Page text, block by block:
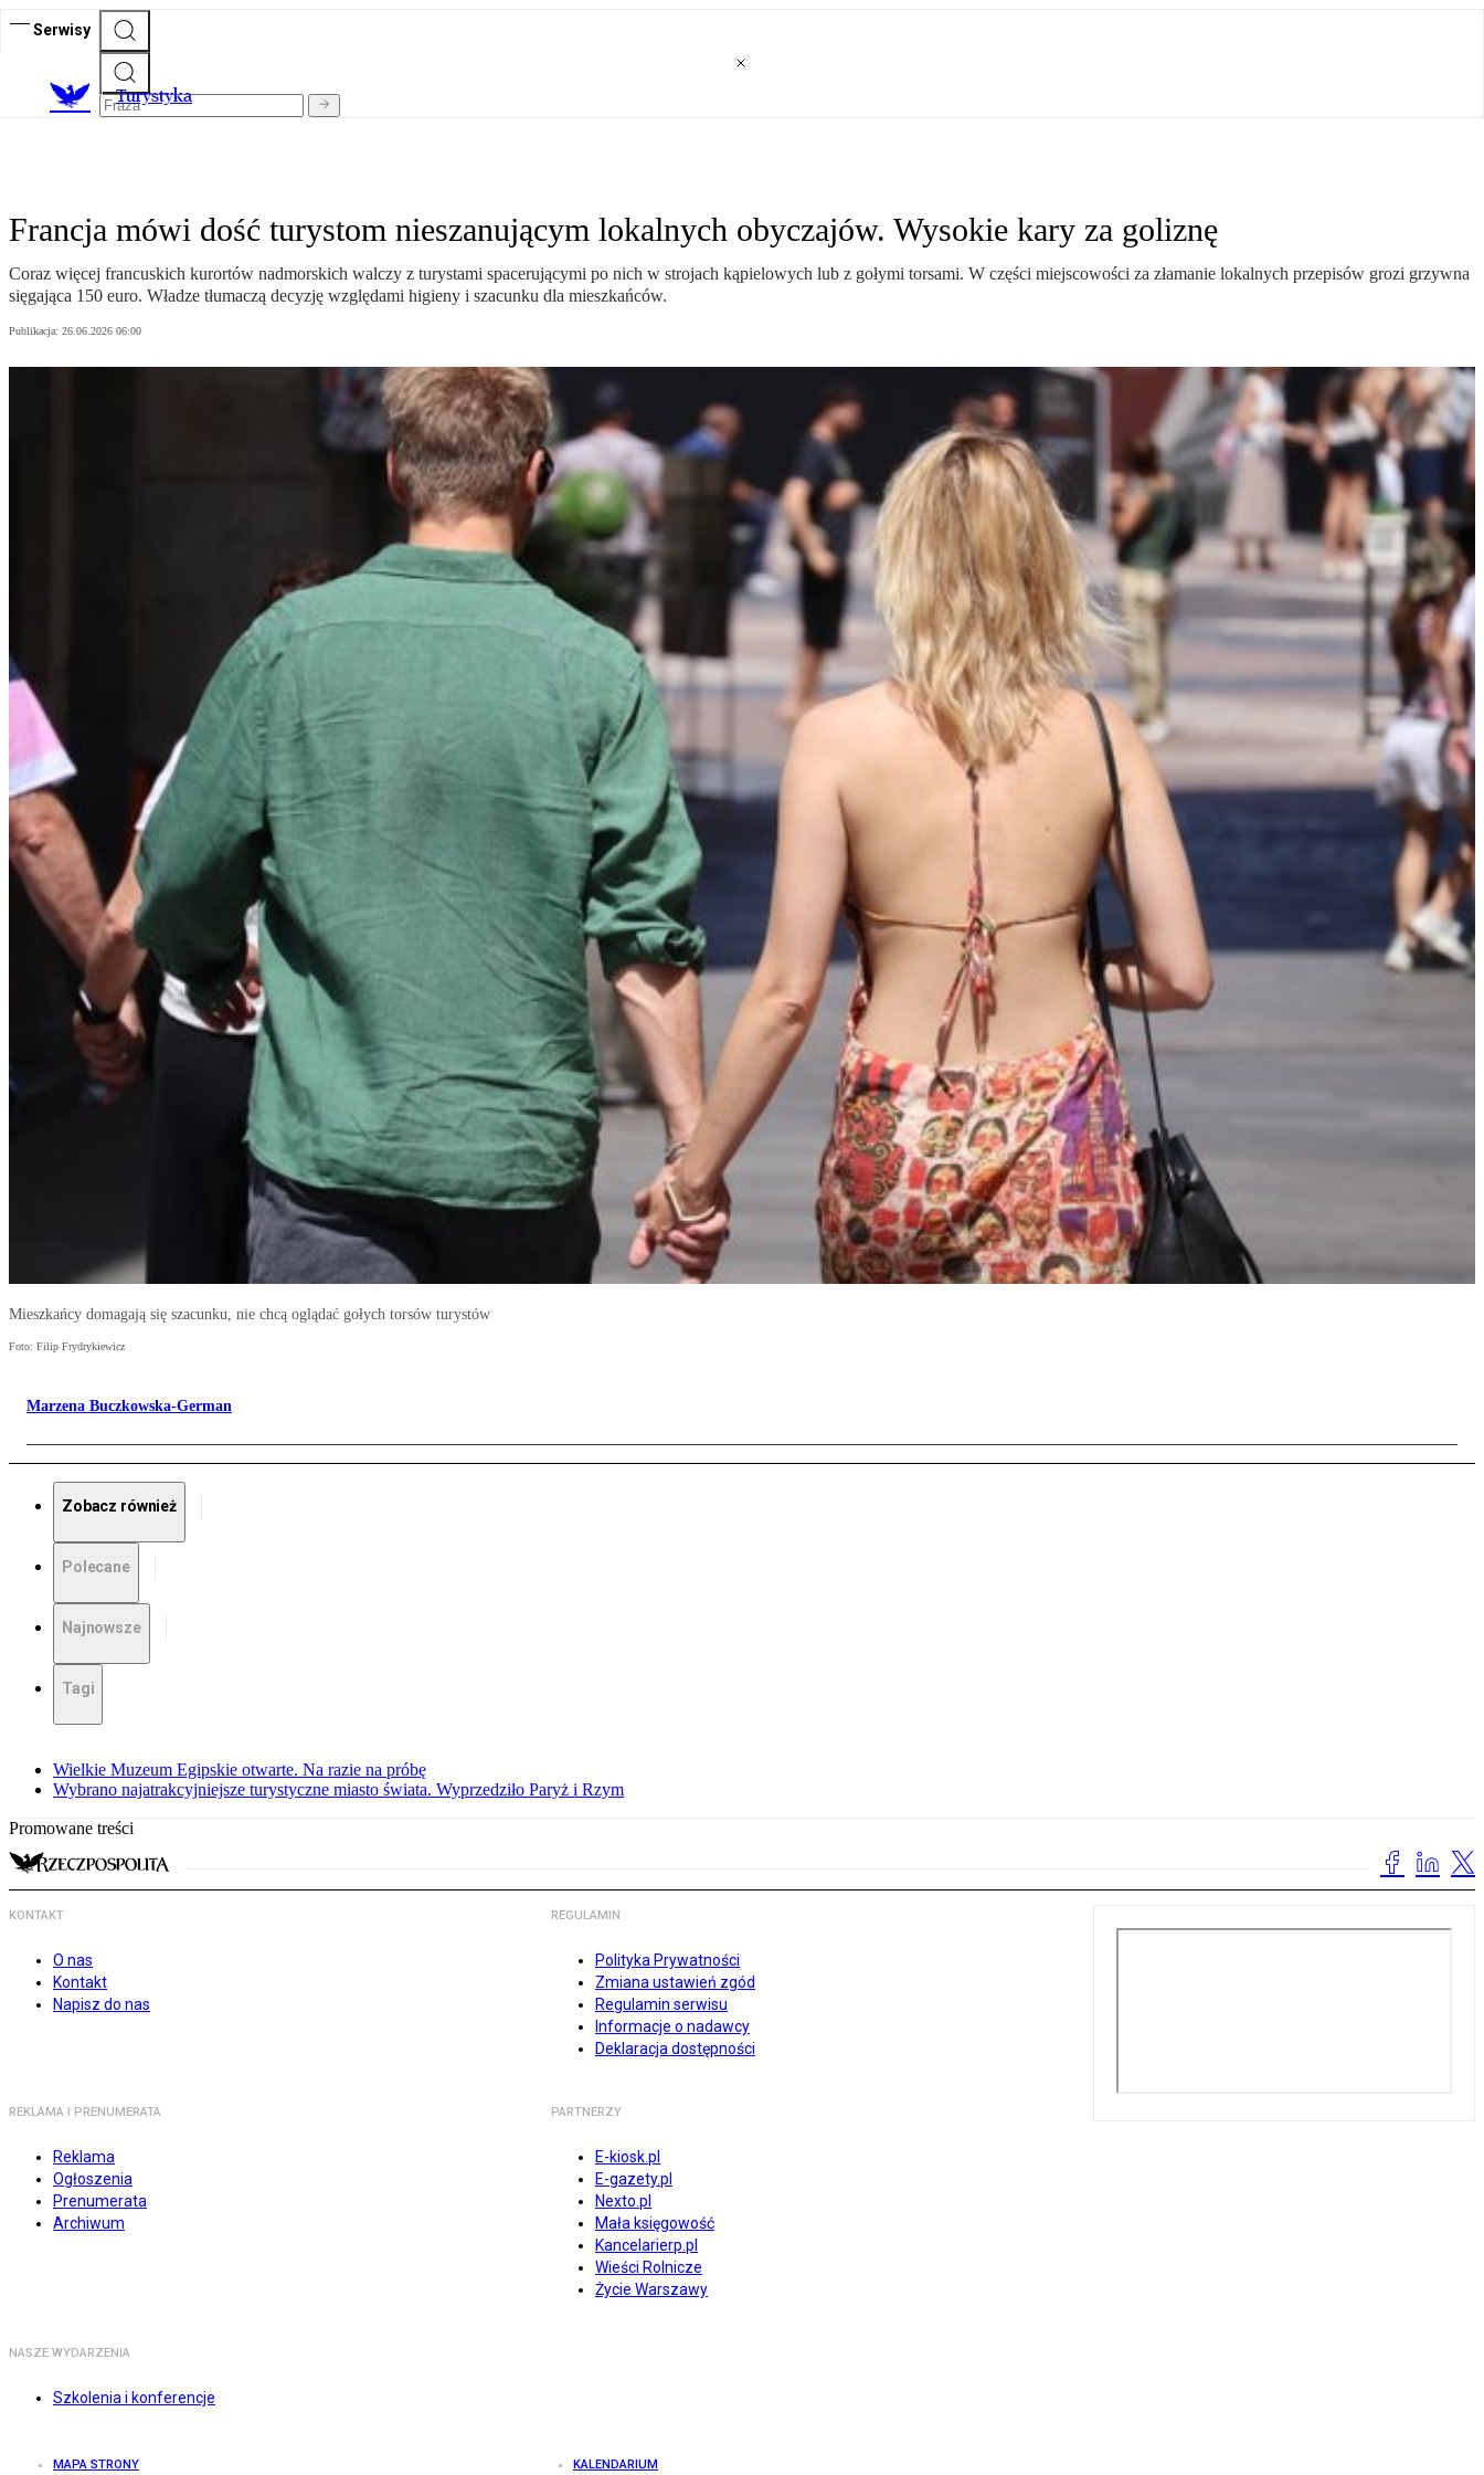
Serwisy
Turystyka
Francja mówi dość turystom nieszanującym lokalnych obyczajów. Wysokie kary za goliznę
Coraz więcej francuskich kurortów nadmorskich walczy z turystami spacerującymi po nich w strojach kąpielowych lub z gołymi torsami. W części miejscowości za złamanie lokalnych przepisów grozi grzywna
sięgająca 150 euro. Władze tłumaczą decyzję względami higieny i szacunku dla mieszkańców.
Publikacja: 26.06.2026 06:00
Mieszkańcy domagają się szacunku, nie chcą oglądać gołych torsów turystów
Foto: Filip Frydrykiewicz
Marzena Buczkowska-German
Zobacz również
Polecane
Najnowsze
Tagi
Wielkie Muzeum Egipskie otwarte. Na razie na próbę
Wybrano najatrakcyjniejsze turystyczne miasto świata. Wyprzedziło Paryż i Rzym
Promowane treści
KONTAKT
O nas
Kontakt
Napisz do nas
REGULAMIN
Polityka Prywatności
Zmiana ustawień zgód
Regulamin serwisu
Informacje o nadawcy
Deklaracja dostępności
REKLAMA I PRENUMERATA
Reklama
Ogłoszenia
Prenumerata
Archiwum
PARTNERZY
E-kiosk.pl
E-gazety.pl
Nexto.pl
Mała księgowość
Kancelarierp.pl
Wieści Rolnicze
Życie Warszawy
NASZE WYDARZENIA
Szkolenia i konferencje
MAPA STRONY KALENDARIUM